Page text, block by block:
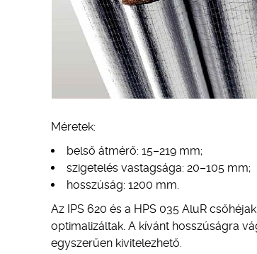
Méretek:
belső átmérő: 15–219 mm;
szigetelés vastagsága: 20–105 mm;
hosszúság: 1200 mm.
Az IPS 620 és a HPS 035 AluR
optimalizáltak. A kívánt hosszúságra
egyszerűen kivitelezhető.